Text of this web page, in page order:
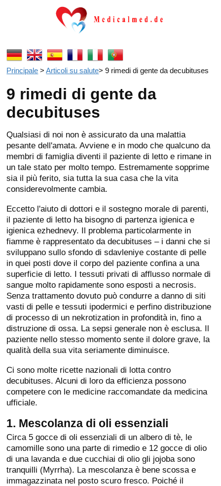
Principale > Articoli su salute>9 rimedi di gente da decubituses
9 rimedi di gente da
decubituses
Qualsiasi di noi non è assicurato da una malattia
pesante dell'amata. Avviene e in modo che qualcuno da
membri di famiglia diventi il paziente di letto e rimane in
un tale stato per molto tempo. Estremamente sopprime
sia il più ferito, sia tutta la sua casa che la vita
considerevolmente cambia.
Eccetto l'aiuto di dottori e il sostegno morale di parenti,
il paziente di letto ha bisogno di partenza igienica e
igienica ezhednevy. Il problema particolarmente in
fiamme è rappresentato da decubituses – i danni che si
sviluppano sullo sfondo di sdavleniye costante di pelle
in quei posti dove il corpo del paziente confina a una
superficie di letto. I tessuti privati di afflusso normale di
sangue molto rapidamente sono esposti a necrosis.
Senza trattamento dovuto può condurre a danno di siti
vasti di pelle e tessuti ipodermici e perfino distribuzione
di processo di un nekrotization in profondità in, fino a
distruzione di ossa. La sepsi generale non è esclusa. Il
paziente nello stesso momento sente il dolore grave, la
qualità della sua vita seriamente diminuisce.
Ci sono molte ricette nazionali di lotta contro
decubituses. Alcuni di loro da efficienza possono
competere con le medicine raccomandate da medicina
ufficiale.
1. Mescolanza di oli essenziali
Circa 5 gocce di oli essenziali di un albero di tè, le
camomille sono una parte di rimedio e 12 gocce di olio
di una lavanda e due cucchiai di olio gli jojoba sono
tranquilli (Myrrha). La mescolanza è bene scossa e
immagazzinata nel posto scuro fresco. Poiché il